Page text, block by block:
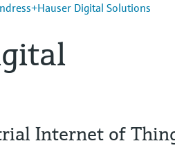
Digital Solutions
Internet of